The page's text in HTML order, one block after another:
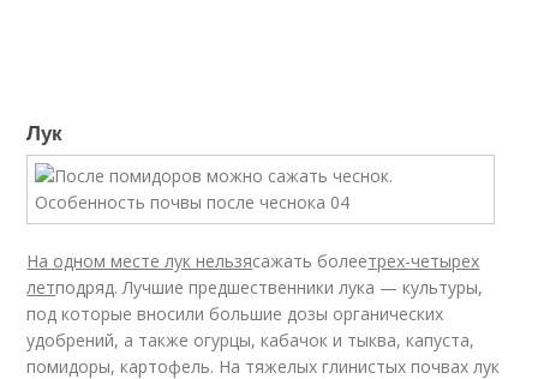
Лук
На одном месте лук нельзясажать болеетрех-четырех
летподряд. Лучшие предшественники лука — культуры,
под которые вносили большие дозы органических
удобрений, а также огурцы, кабачок и тыква, капуста,
помидоры, картофель. На тяжелых глинистых почвах лук